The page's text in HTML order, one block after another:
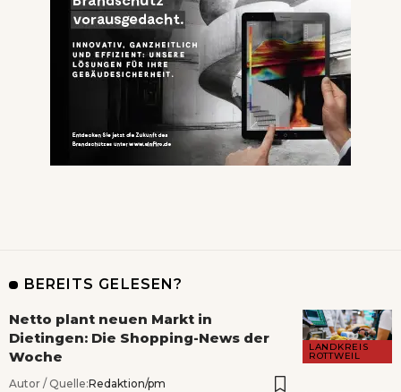
BEREITS GELESEN?
LANDKREIS
ROTTWEIL
Netto plant neuen Markt in
Dietingen: Die Shopping-News der
Woche
Autor / Quelle:Redaktion/pm